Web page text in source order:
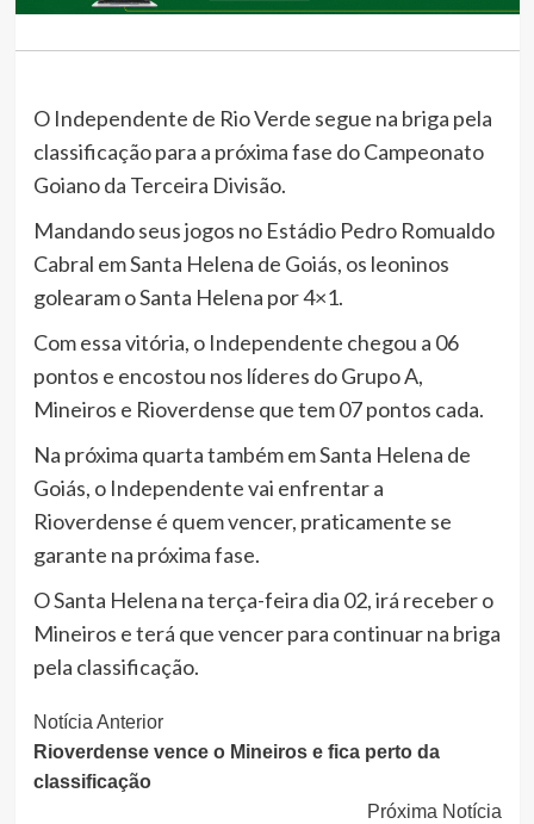
O Independente de Rio Verde segue na briga pela
classificação para a próxima fase do Campeonato
Goiano da Terceira Divisão.
Mandando seus jogos no Estádio Pedro Romualdo
Cabral em Santa Helena de Goiás, os leoninos
golearam o Santa Helena por 4×1.
Com essa vitória, o Independente chegou a 06
pontos e encostou nos líderes do Grupo A,
Mineiros e Rioverdense que tem 07 pontos cada.
Na próxima quarta também em Santa Helena de
Goiás, o Independente vai enfrentar a
Rioverdense é quem vencer, praticamente se
garante na próxima fase.
O Santa Helena na terça-feira dia 02, irá receber o
Mineiros e terá que vencer para continuar na briga
pela classificação.
Continue
Lendo
Notícia Anterior
Rioverdense vence o Mineiros e fica perto da
classificação
Próxima Notícia